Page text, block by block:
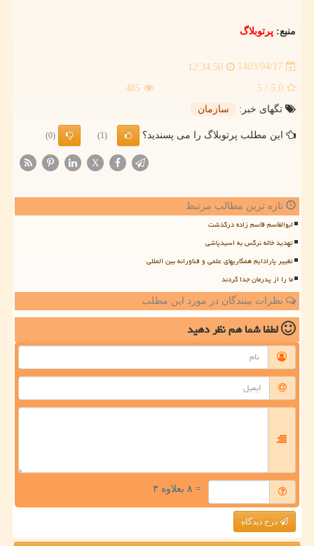
منبع: پرتوبلاگ
1403/04/17
12:34:50
5.0
/ 5
485
تگهای خبر:
سازمان
این مطلب پرتوبلاگ را می پسندید؟ (1)
(0)
X
تازه ترین مطالب مرتبط
ابوالقاسم قاسم زاده درگذشت
تهدید خاله نرگس به اسیدپاشی
تغییر پارادایم همکاریهای علمی و فناورانه بین المللی
ما را از پدرمان جدا کردند
نظرات بینندگان در مورد این مطلب
لطفا شما همنظر دهید
= ۸ بعلاوه ۳
درج دیدگاه